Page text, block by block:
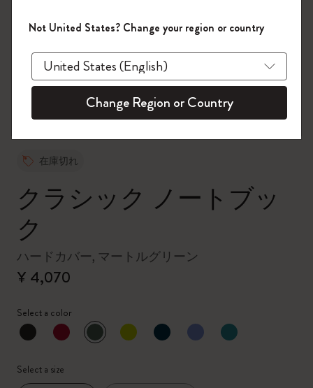
在庫切れ
クラシック ノートブッ
ク
ハードカバー, マートルグリーン
¥ 4,070
Select a color
選択済
*選択したカラー
Select a size
Moleskineアカウントを作成して限定オフ
ァーや会員特典、さらに多くのインスピ
レーションを手に入れましょう。
今すぐ会員登録 !
Not United States? Change your region or country
Change Region or Country